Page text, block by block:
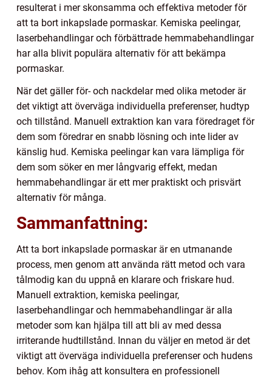
resulterat i mer skonsamma och effektiva metoder för
att ta bort inkapslade pormaskar. Kemiska peelingar,
laserbehandlingar och förbättrade hemmabehandlingar
har alla blivit populära alternativ för att bekämpa
pormaskar.
När det gäller för- och nackdelar med olika metoder är
det viktigt att överväga individuella preferenser, hudtyp
och tillstånd. Manuell extraktion kan vara föredraget för
dem som föredrar en snabb lösning och inte lider av
känslig hud. Kemiska peelingar kan vara lämpliga för
dem som söker en mer långvarig effekt, medan
hemmabehandlingar är ett mer praktiskt och prisvärt
alternativ för många.
Sammanfattning:
Att ta bort inkapslade pormaskar är en utmanande
process, men genom att använda rätt metod och vara
tålmodig kan du uppnå en klarare och friskare hud.
Manuell extraktion, kemiska peelingar,
laserbehandlingar och hemmabehandlingar är alla
metoder som kan hjälpa till att bli av med dessa
irriterande hudtillstånd. Innan du väljer en metod är det
viktigt att överväga individuella preferenser och hudens
behov. Kom ihåg att konsultera en professionell